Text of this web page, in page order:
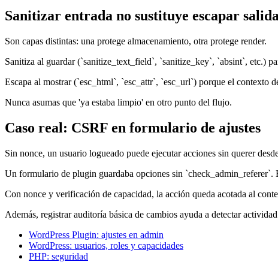
Sanitizar entrada no sustituye escapar
Son capas distintas: una protege almacenamiento, otra protege render.
Sanitiza al guardar (`sanitize_text_field`, `sanitize_key`, `absint`, etc.)
Escapa al mostrar (`esc_html`, `esc_attr`, `esc_url`) porque el contexto
Nunca asumas que 'ya estaba limpio' en otro punto del flujo.
Caso real: CSRF en formulario de ajustes
Sin nonce, un usuario logueado puede ejecutar acciones sin querer
Un formulario de plugin guardaba opciones sin
Con nonce y verificación de capacidad, la acción queda acotada al
Además, registrar auditoría básica de cambios ayuda a detectar actividad
WordPress Plugin: ajustes en admin
WordPress: usuarios, roles y capacidades
PHP: seguridad